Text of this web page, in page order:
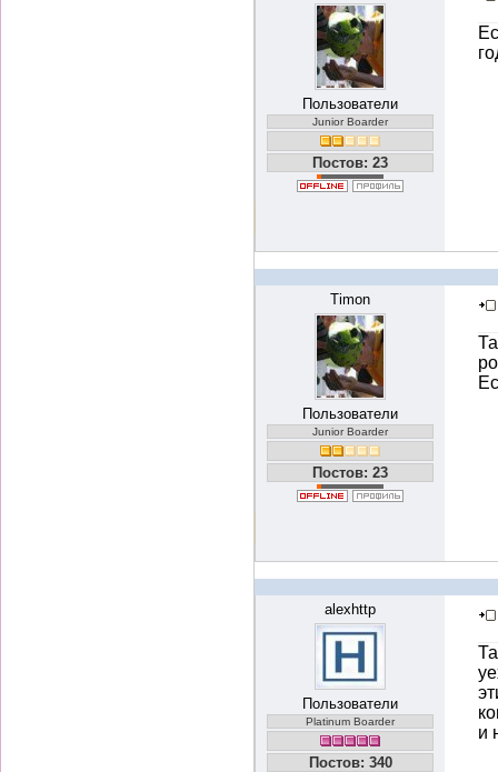
Пользователи
Junior Boarder
Постов: 23
Timon
Пользователи
Junior Boarder
Постов: 23
alexhttp
Пользователи
Platinum Boarder
Постов: 340
и